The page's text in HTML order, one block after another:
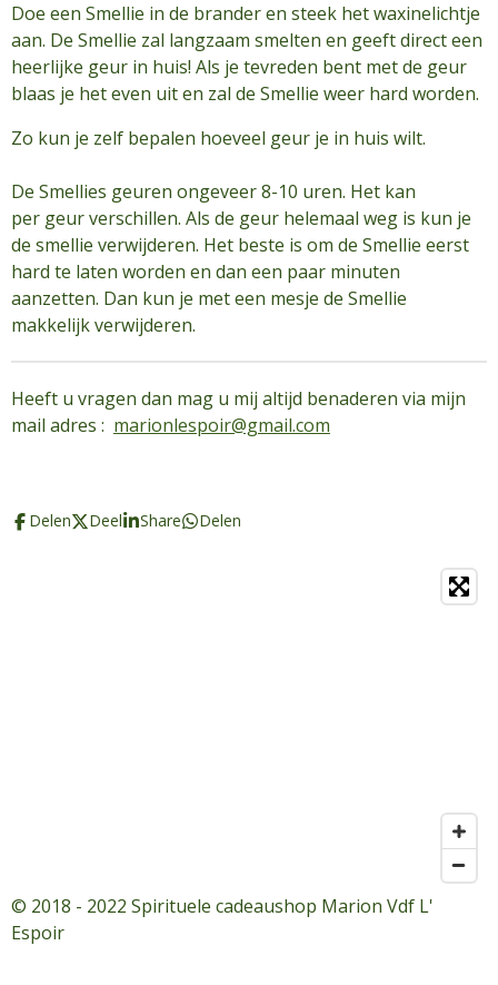
Doe een Smellie in de brander en steek het waxinelichtje
aan. De Smellie zal langzaam smelten en geeft direct een
heerlijke geur in huis! Als je tevreden bent met de geur
blaas je het even uit en zal de Smellie weer hard worden.
Zo kun je zelf bepalen hoeveel geur je in huis wilt.
De Smellies geuren ongeveer 8-10 uren. Het kan
per geur verschillen. Als de geur helemaal weg is kun je
de smellie verwijderen. Het beste is om de Smellie eerst
hard te laten worden en dan een paar minuten
aanzetten. Dan kun je met een mesje de Smellie
makkelijk verwijderen.
Heeft u vragen dan mag u mij altijd benaderen via mijn
mail adres : marionlespoir@gmail.com
Delen Deel Share Delen
© 2018 - 2022 Spirituele cadeaushop Marion Vdf L'
Espoir